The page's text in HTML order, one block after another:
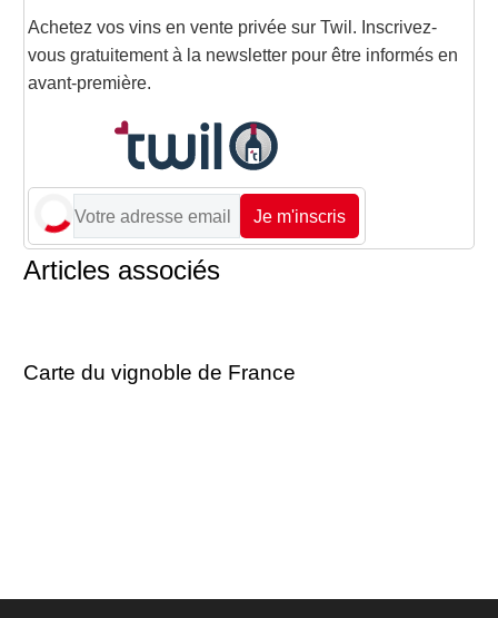
Achetez vos vins en vente privée sur Twil. Inscrivez-
vous gratuitement à la newsletter pour être informés en
avant-première.
Je m'inscris
Articles associés
Carte du vignoble de France